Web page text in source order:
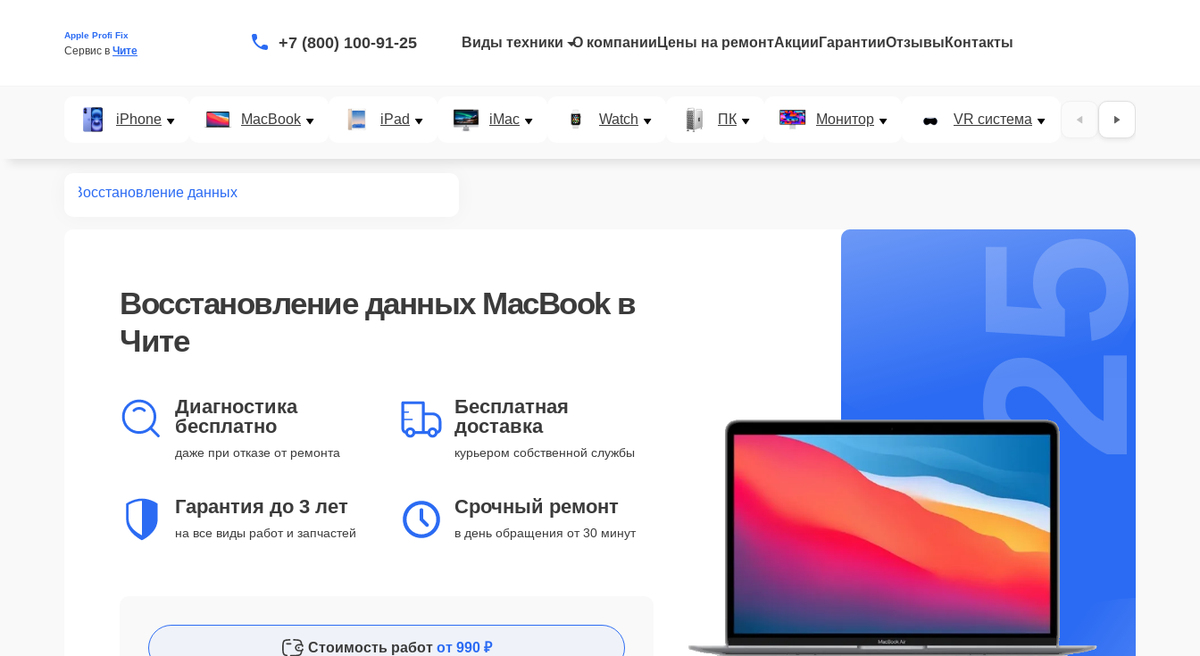
Apple Profi Fix
Сервис в Чите +7 (800) 100-91-25 Виды техники О компании Цены на ремонтАкции ГарантииОтзывы Контакты
iPhone MacBook iPad iMac Watch ПК Монитор VR система Наушники
Восстановление данных
Восстановление данных MacBook в
Чите
Диагностика
бесплатно
даже при отказе от ремонта
Бесплатная
доставка
курьером собственной службы
Гарантия до 3 лет
на все виды работ и запчастей
Срочный ремонт
в день обращения от 30 минут
Стоимость работ от 990 ₽
25%